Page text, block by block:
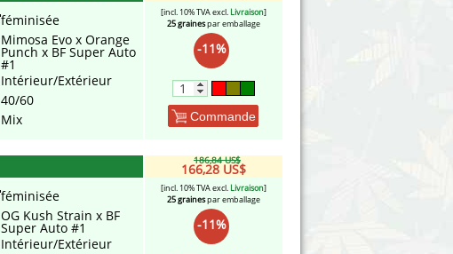
féminisée
Mimosa Evo x Orange
Punch x BF Super Auto
#1
Intérieur/Extérieur
40/60
Mix
[incl. 10% TVA excl. Livraison]
25 grainespar emballage
-11%
Commande
féminisée
OG Kush Strain x BF
Super Auto #1
Intérieur/Extérieur
186,84 US$
166,28 US$
[incl. 10% TVA excl. Livraison]
25 grainespar emballage
-11%